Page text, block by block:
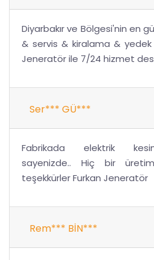
Diyarbakır ve Bölgesi'nin en
& servis & kiralama & yedek
Jeneratör ile 7/24 hizmet
Ser*** GÜ***
Fabrikada elektrik
sayenizde.. Hiç bir
teşekkürler Furkan Jeneratör
Rem*** BİN***